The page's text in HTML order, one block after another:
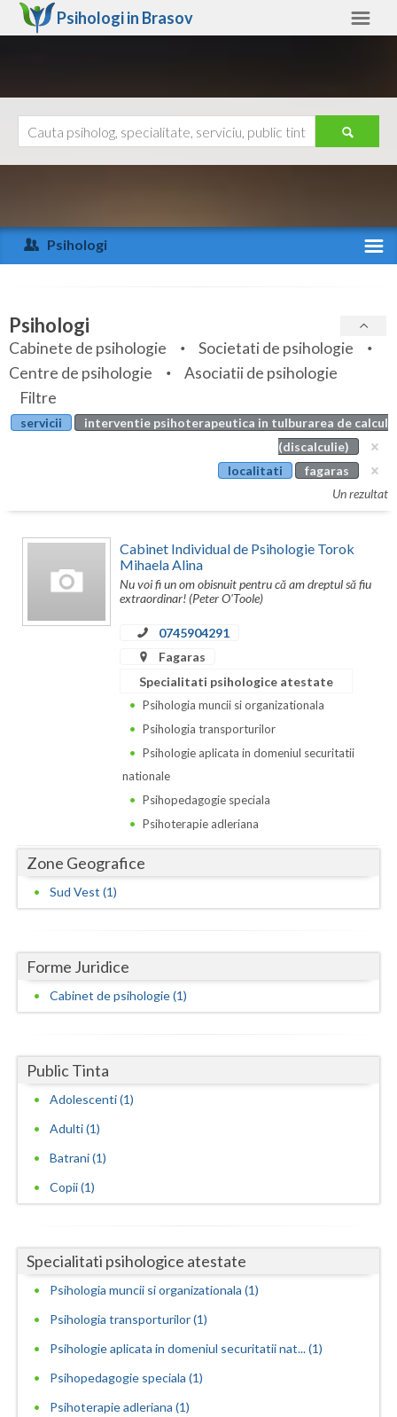
Psihologi in Brasov
Arad
Arges
Bihor
Bistrita-Nasaud
Botosani
Bucuresti
Calarasi
Caras-Severin
Giurgiu
Gorj
Hunedoara
Ialomita
Ilfov
Mehedinti
Mures
Olt
Prahova
Ajutor
Psihologi
Specialitati
Servicii
Articole
Evenimente
Psihologi
Cabinete de psihologie
Societati de psihologie
Centre de psihologie
Asociatii de psihologie
Filtre
servicii
interventie psihoterapeutica in tulburarea de calcul
(discalculie)
localitati
fagaras
Un rezultat
Cabinet Individual de Psihologie Torok
Mihaela Alina
Nu voi fi un om obisnuit pentru că am dreptul să fiu
extraordinar! (Peter O'Toole)
0745904291
Fagaras
Specialitati psihologice atestate
Psihologia muncii si organizationala
Psihologia transporturilor
Psihologie aplicata in domeniul securitatii
nationale
Psihopedagogie speciala
Psihoterapie adleriana
Zone Geografice
Sud Vest (1)
Forme Juridice
Cabinet de psihologie (1)
Public Tinta
Adolescenti (1)
Adulti (1)
Batrani (1)
Copii (1)
Specialitati psihologice atestate
Psihologia muncii si organizationala (1)
Psihologia transporturilor (1)
Psihologie aplicata in domeniul securitatii nat... (1)
Psihopedagogie speciala (1)
Psihoterapie adleriana (1)